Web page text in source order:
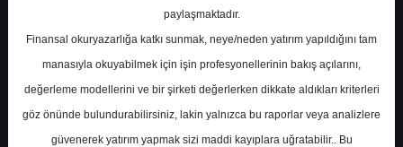
Ortalama Getiri Potansiyeli
Kurum Sayısı
21
paylaşmaktadır.
Finansal okuryazarlığa katkı sunmak, neye/neden yatırım yapıldığını tam
manasıyla okuyabilmek için işin profesyonellerinin bakış açılarını,
değerleme modellerini ve bir şirketi değerlerken dikkate aldıkları kriterleri
göz önünde bulundurabilirsiniz, lakin yalnızca bu raporlar veya analizlere
güvenerek yatırım yapmak sizi maddi kayıplara uğratabilir.. Bu